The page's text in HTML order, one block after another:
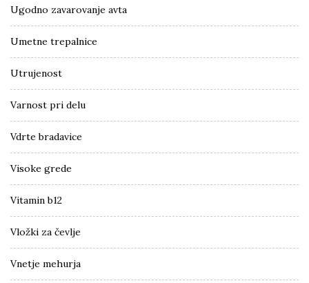
Ugodno zavarovanje avta
Umetne trepalnice
Utrujenost
Varnost pri delu
Vdrte bradavice
Visoke grede
Vitamin b12
Vložki za čevlje
Vnetje mehurja